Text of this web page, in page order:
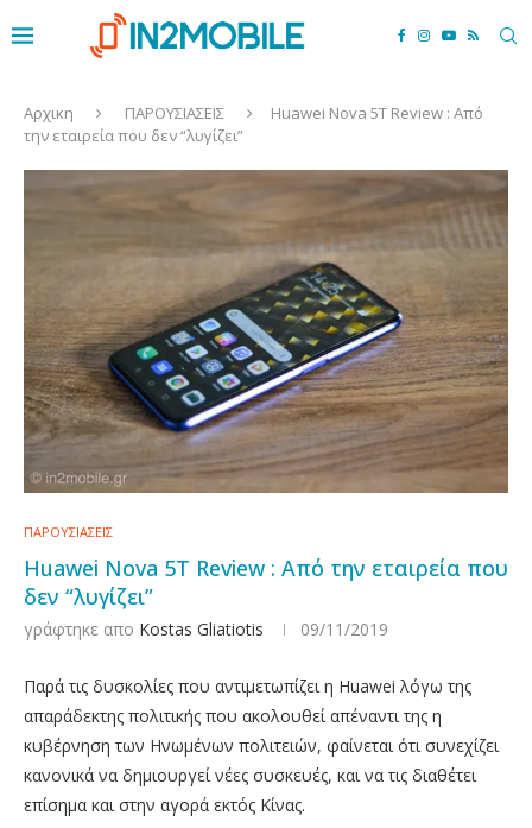
Αρχικη ΠΑΡΟΥΣΙΑΣΕΙΣ
Huawei Nova 5T Review : Από
την εταιρεία που δεν “λυγίζει”
ΠΑΡΟΥΣΙΑΣΕΙΣ
Huawei Nova 5T Review : Από την εταιρεία που
δεν “λυγίζει”
γράφτηκε απο Kostas Gliatiotis 09/11/2019
Παρά τις δυσκολίες που αντιμετωπίζει η Huawei λόγω της
απαράδεκτης πολιτικής που ακολουθεί απέναντι της η
κυβέρνηση των Ηνωμένων πολιτειών, φαίνεται ότι συνεχίζει
κανονικά να δημιουργεί νέες συσκευές, και να τις διαθέτει
επίσημα και στην αγορά εκτός Κίνας.